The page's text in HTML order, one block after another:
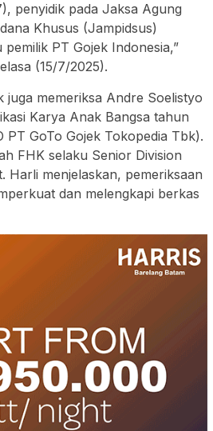
penyidik pada Jaksa Agung
Khusus (Jampidsus)
PT Gojek Indonesia,”
(15/7/2025).
juga memeriksa Andre Soelistyo
Karya Anak Bangsa tahun
PT GoTo Gojek Tokopedia Tbk).
FHK selaku Senior Division
Harli menjelaskan, pemeriksaan
dan melengkapi berkas